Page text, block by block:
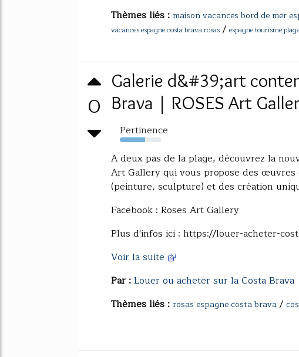
Thèmes liés : maison vacances bord de mer
vacances espagne costa brava rosas / espagne tourisme plage
0
Galerie d&#39;art
Brava | ROSES Art
Pertinence
61%
A deux pas de la plage, découvrez la
Art Gallery qui vous propose des œuvres
(peinture, sculpture) et des création
Facebook : Roses Art Gallery
Plus d'infos ici : https://louer-acheter-
Voir la suite
Par :Louer ou acheter sur la Costa Brava
Thèmes liés : rosas espagne costa brava/